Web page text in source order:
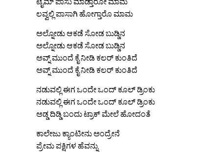
ಲವ್ವಲ್ಲಿ ಪಾಸಾಗಿ ಹೋಗ್ತಾರೊ ಮಾಮ
ಅಲ್ನೋಡು ಆಕಡೆ ಸೋಡ ಬುಡ್ಡಿನ
ಅಲ್ನೋಡು ಆಕಡೆ ಸೋಡ ಬುಡ್ಡಿನ
ಅವ್ನ್ ಮುಂದೆ ಕೈ ನೀಡಿ ಕಲರ್ ಕುಂತಿದೆ
ಅವ್ನ್ ಮುಂದೆ ಕೈ ನೀಡಿ ಕಲರ್ ಕುಂತಿದೆ
ನಡುವಲ್ಲಿ ಈಗ ಒಂದೇ ಒಂದ್ ಕೂಲ್ ಡ್ರಿಂಕು
ನಡುವಲ್ಲಿ ಈಗ ಒಂದೇ ಒಂದ್ ಕೂಲ್ ಡ್ರಿಂಕು
ಅಡ್ಡ ದಿಡ್ಡಿ ಬಂದು ಟ್ರಾಕ್ ಮೇಲೆ ಹೋದಂತೆ
ಕಾಲೇಜು ಕ್ಯಾಂಟೀನು ಅಂದ್ರೇನೆ
ಪ್ರೇಮ ಪಕ್ಷಿಗಳ ಹೆವನ್ನು